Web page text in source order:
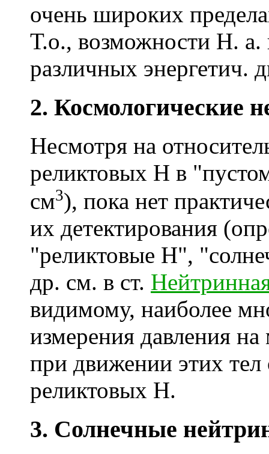
очень широких
Т.о., возможности Н. а.
различных энергетич.
2. Космологические
Несмотря на
реликтовых Н в
см3), пока нет
их детектирования
"реликтовые Н",
др. см. в ст.
видимому, наиболее
измерения давления
при движении этих тел
реликтовых Н.
3. Солнечные